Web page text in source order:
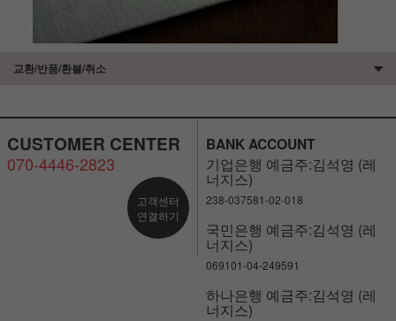
교환/반품/환불/취소
CUSTOMER CENTER
070-4446-2823
고객센터
연결하기
BANK ACCOUNT
기업은행 예금주:김석영 (레
너지스)
238-037581-02-018
국민은행 예금주:김석영 (레
너지스)
069101-04-249591
하나은행 예금주:김석영 (레
너지스)